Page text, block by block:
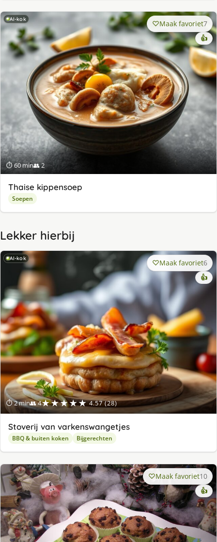
AI-kok
⏱ 60 min👥 2
Maak favoriet7
👍
Thaise kippensoep
Soepen
Lekker hierbij
AI-kok
⏱ 2 min👥 4★★★★★ 4.57 (28)
Maak favoriet6
👍
Stoverij van varkenswangetjes
BBQ & buiten koken Bijgerechten
Maak favoriet10
👍